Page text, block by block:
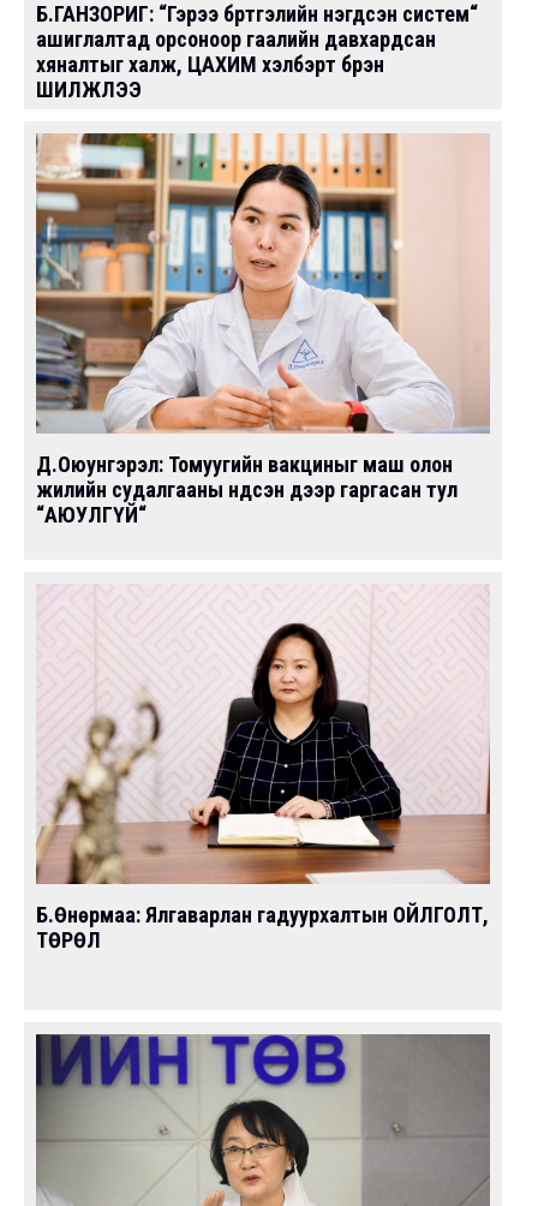
Б.ГАНЗОРИГ: “Гэрээ бүртгэлийн нэгдсэн систем“
ашиглалтад орсоноор гаалийн давхардсан
хяналтыг халж, ЦАХИМ хэлбэрт бүрэн
ШИЛЖЛЭЭ
Д.Оюунгэрэл: Томуугийн вакциныг маш олон
жилийн судалгааны үндсэн дээр гаргасан тул
“АЮУЛГҮЙ“
Б.Өнөрмаа: Ялгаварлан гадуурхалтын ОЙЛГОЛТ,
ТӨРӨЛ